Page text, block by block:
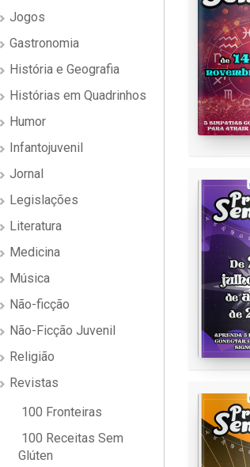
Jogos
Gastronomia
História e Geografia
Histórias em Quadrinhos
Humor
Infantojuvenil
Jornal
Legislações
Literatura
Medicina
Música
Não-ficção
Não-Ficção Juvenil
Religião
Revistas
100 Fronteiras
100 Receitas Sem
Glúten